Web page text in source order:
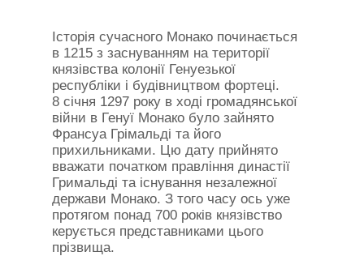
Історія сучасного Монако починається
в 1215 з заснуванням на території
князівства колонії Генуезької
республіки і будівництвом фортеці.
8 січня 1297 року в ході громадянської
війни в Генуї Монако було зайнято
Франсуа Грімальді та його
прихильниками. Цю дату прийнято
вважати початком правління династії
Гримальді та існування незалежної
держави Монако. З того часу ось уже
протягом понад 700 років князівство
керується представниками цього
прізвища.